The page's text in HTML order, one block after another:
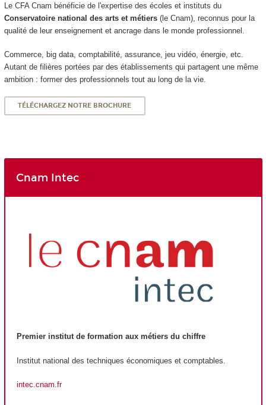
Le CFA Cnam bénéficie de l'expertise des écoles et instituts du
Conservatoire national des arts et métiers(le Cnam), reconnus pour la
qualité de leur enseignement et ancrage dans le monde professionnel.
Commerce, big data, comptabilité, assurance, jeu vidéo, énergie, etc.
Autant de filières portées par des établissements qui partagent une même
ambition : former des professionnels tout au long de la vie.
TÉLÉCHARGEZ NOTRE BROCHURE
Cnam Intec
Premier institut de formation aux métiers du chiffre
Institut national des techniques économiques et comptables.
intec.cnam.fr